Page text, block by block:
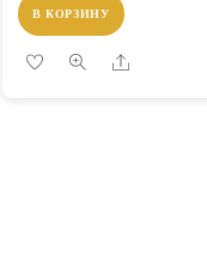
В КОРЗИНУ
Share